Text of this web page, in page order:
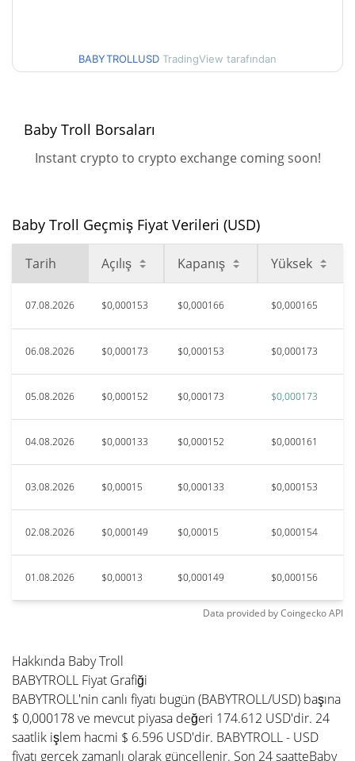
90g Düşük/90g Yüksek
$0,00012174218 /
52 Hafta Düşük / 52 Hafta
Yüksek
$0,00011773
BABYTROLLUSD TradingView tarafından
Baby Troll Borsaları
Instant crypto to crypto exchange coming soon!
Baby Troll Geçmiş Fiyat Verileri (USD)
Tarih Açılış Kapanış Yüksek
07.08.2026 $0,000153 $0,000166 $0,000165
06.08.2026 $0,000173 $0,000153 $0,000173
05.08.2026 $0,000152 $0,000173 $0,000173
04.08.2026 $0,000133 $0,000152 $0,000161
03.08.2026 $0,00015 $0,000133 $0,000153
02.08.2026 $0,000149 $0,00015 $0,000154
01.08.2026 $0,00013 $0,000149 $0,000156
Data provided byCoingeckoAPI
Hakkında Baby Troll
BABYTROLL Fiyat Grafiği
BABYTROLL'nin canlı fiyatı bugün (BABYTROLL/USD) başına
$ 0,000178 ve mevcut piyasa değeri 174.612 USD'dir. 24
saatlik işlem hacmi $ 6.596 USD'dir. BABYTROLL - USD
fiyatı gerçek zamanlı olarak güncellenir. Son 24 saatteBaby